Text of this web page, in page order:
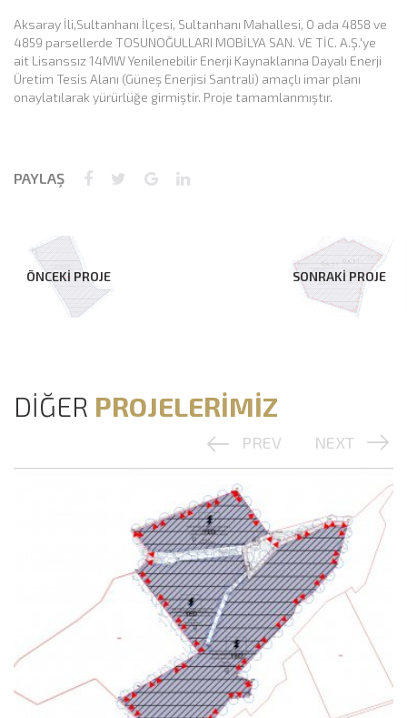
Aksaray İli,Sultanhanı İlçesi, Sultanhanı Mahallesi, 0 ada 4858 ve
4859 parsellerde TOSUNOĞULLARI MOBİLYA SAN. VE TİC. A.Ş.'ye
ait Lisanssız 14MW Yenilenebilir Enerji Kaynaklarına Dayalı Enerji
Üretim Tesis Alanı (Güneş Enerjisi Santrali) amaçlı imar planı
onaylatılarak yürürlüğe girmiştir. Proje tamamlanmıştır.
PAYLAŞ
SONRAKİ PROJE
ÖNCEKİ PROJE
DİĞER PROJELERİMİZ
PREV NEXT